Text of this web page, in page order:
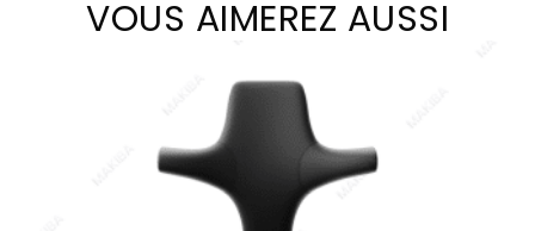
VOUS AIMEREZ AUSSI